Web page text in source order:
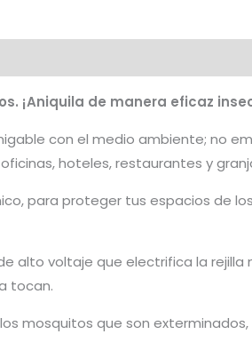
¡Aniquila de manera eficaz
con el medio ambiente; no
hoteles, restaurantes y
para proteger tus espacios de
alto voltaje que electrifica la
tocan.
mosquitos que son exterminados,